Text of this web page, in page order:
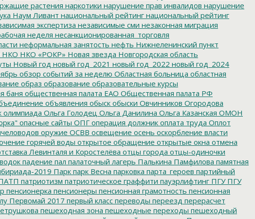
растения наркотики нарушение прав инвалидов нарушение
Наум Ливант национальный рейтинг национальный рейтинг
экспертиза независимые сми незаконная миграция
неделя несанкционированная_торговля
неформальная занятость нефть Нижнеленинский пункт
НКО НКО «РОКР» Новая звезда Новгородская область
Новый год новый год_2021 новый год_2022 новый год_2024
обзор событий за неделю Областная больница областная
образ образование образовательные курсы
баня общественная палата ЕАО Общественная палата РФ
объявления обыск обыски Овчинников Огородова
олимпиада Ольга Голодец Ольга Данилина Ольга Казанская ОМОН
опасные сайты ОПГ операция должник оплата труда Оплот
оружие ОСВВ освещение осень оскорбление власти
горячей воды открытое обращение открытые окна отмена
Левинталя и Коростелёва отцы города отцы-одиночки
падение пал палаточный лагерь Палькина Памфилова памятная
2019 Парк парк Весна парковка парта_героев партийный
патриотизм патриотическое граффити пауэрлифтинг ПГУПГУ
пенсионерка пенсионеры пенсионная грамотность пенсионная
Первомай 2017 первый класс переводы переезд перерасчет
пешеходная зона пешеходные переходы пешеходный